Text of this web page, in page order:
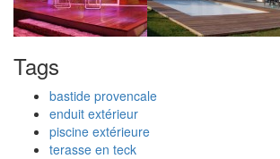
Tags
bastide provencale
enduit extérieur
piscine extérieure
terasse en teck